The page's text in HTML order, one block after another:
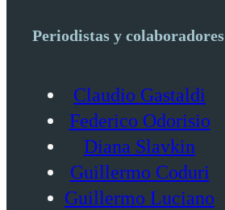
Periodistas y colaboradores
Claudio Gastaldi
Federico Odorisio
Diana Slavkin
Guillermo Coduri
Guillermo Luciano